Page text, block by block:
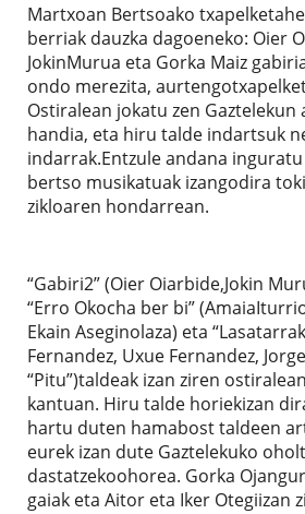
Martxoan Bertsoako
berriak dauzka dagoeneko: Oier
JokinMurua eta Gorka Maiz
ondo merezita,
Ostiralean jokatu zen
handia, eta hiru talde indartsuk
indarrak.Entzule andana
bertso musikatuak izangodira
zikloaren hondarrean.
“Gabiri2” (Oier Oiarbide,Jokin
“Erro Okocha ber bi”
Ekain Aseginolaza) eta
Fernandez, Uxue Fernandez,
“Pitu”)taldeak izan ziren
kantuan. Hiru talde horiekizan
hartu duten hamabost taldeen
eurek izan dute Gaztelekuko
dastatzekoohorea. Gorka
gaiak eta Aitor eta Iker Otegiizan